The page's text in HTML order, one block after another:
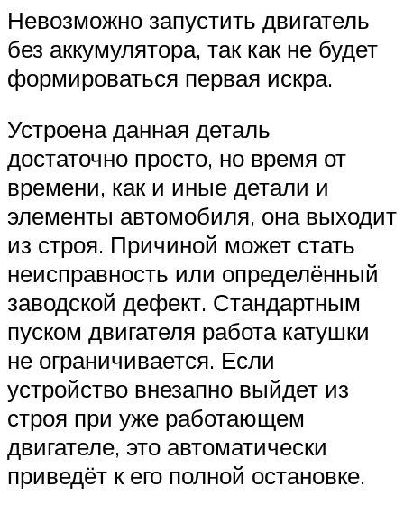
Невозможно запустить двигатель
без аккумулятора, так как не будет
формироваться первая искра.
Устроена данная деталь
достаточно просто, но время от
времени, как и иные детали и
элементы автомобиля, она выходит
из строя. Причиной может стать
неисправность или определённый
заводской дефект. Стандартным
пуском двигателя работа катушки
не ограничивается. Если
устройство внезапно выйдет из
строя при уже работающем
двигателе, это автоматически
приведёт к его полной остановке.